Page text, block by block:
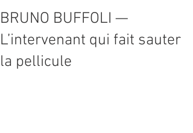
BRUNO BUFFOLI —
L’intervenant qui fait sauter
la pellicule